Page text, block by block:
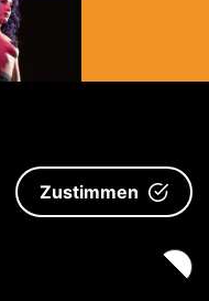
Zustimmen